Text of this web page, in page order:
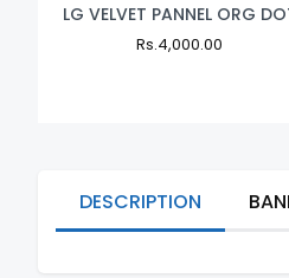
LG VELVET PANNEL ORG
Regular
Rs.4,000.00
DESCRIPTION